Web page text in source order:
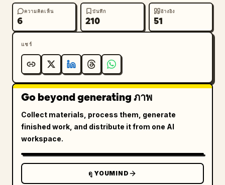
กำกับภาพแบบภาพยนตร์ ห้ามใช้แสงที่ดูดราม่าเกินไป ห้าม
ใช้เอฟเฟกต์ระยะชัดลึกที่มากเกินไป อย่าใส่ข้อมูลมากเกินไป
ห้ามทำสไตล์ภาพถ่ายโฆษณา หลีกเลี่ยงการเรนเดอร์ที่ดูมัน
วาวแบบ AI ให้ความสำคัญกับความสมจริงที่แปลกตาของ
"วิดีโอลึกลับที่บังเอิญหลุดออกมาบนโซเชียลมีเดีย" ที่ "ไม่มี
ใครประหลาดใจด้วยเหตุผลบางอย่าง" และ "มีเพียงตัว
ความคิดเห็น
6
บันทึก
210
อ้างอิง
51
แชร์
Go beyond generating ภาพ
Collect materials, process them, generate
finished work, and distribute it from one AI
workspace.
ดู YOUMIND